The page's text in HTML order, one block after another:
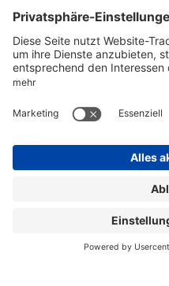
Versandpartner
Sicher bestellen
One4Business Solutions
Cookie-